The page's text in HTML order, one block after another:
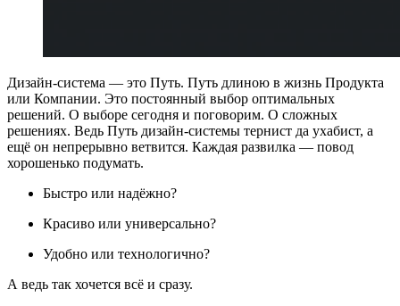
Дизайн-система — это Путь. Путь длиною в жизнь Продукта
или Компании. Это постоянный выбор оптимальных
решений. О выборе сегодня и поговорим. О сложных
решениях. Ведь Путь дизайн-системы тернист да ухабист, а
ещё он непрерывно ветвится. Каждая развилка — повод
хорошенько подумать.
Быстро или надёжно?
Красиво или универсально?
Удобно или технологично?
А ведь так хочется всё и сразу.